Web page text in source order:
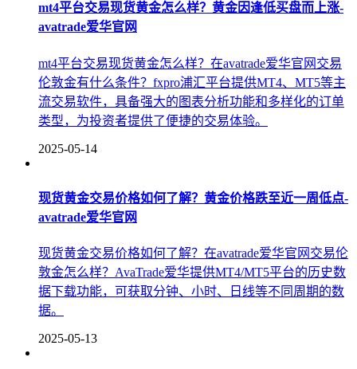
mt4平台交易现货黄金怎么样？黄金因逢低买盘而上涨-
avatrade爱华官网
mt4平台交易现货黄金怎么样？在avatrade爱华官网交易
伦敦金有什么条件？fxpro浦汇平台提供MT4、MT5等主
流交易软件，具备强大的图表分析功能和多样化的订单
类型，为投资者提供了便捷的交易体验。
2025-05-14
现货黄金交易价格如何了解？黄金价格跌至近一周低点-
avatrade爱华官网
现货黄金交易价格如何了解？在avatrade爱华官网交易伦
敦金怎么样？AvaTrade爱华提供MT4/MT5平台的历史数
据下载功能，可获取分钟、小时、日线等不同周期的数
据。
2025-05-13